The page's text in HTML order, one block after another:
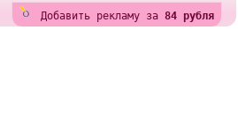
Добавить рекламу за 84 рубля